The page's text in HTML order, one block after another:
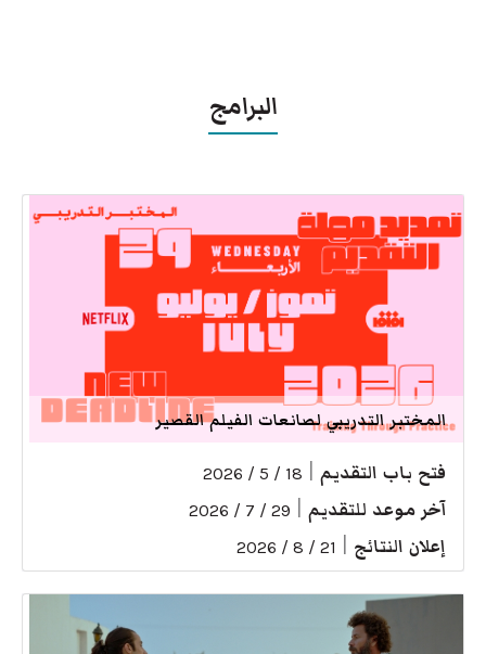
البرامج
المختبر التدريبي لصانعات الفيلم القصير
فتح باب التقديم 18 / 5 / 2026
آخر موعد للتقديم 29 / 7 / 2026
إعلان النتائج 21 / 8 / 2026